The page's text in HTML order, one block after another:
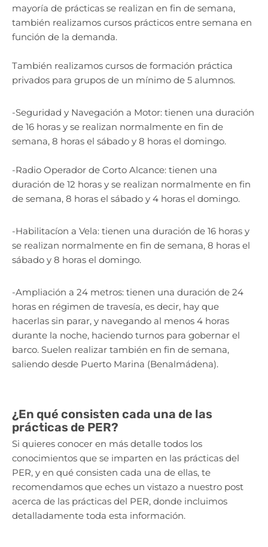
mayoría de prácticas se realizan en fin de semana,
también realizamos cursos prácticos entre semana en
función de la demanda.
También realizamos cursos de formación práctica
privados para grupos de un mínimo de 5 alumnos.
-Seguridad y Navegación a Motor: tienen una duración
de 16 horas y se realizan normalmente en fin de
semana, 8 horas el sábado y 8 horas el domingo.
-Radio Operador de Corto Alcance: tienen una
duración de 12 horas y se realizan normalmente en fin
de semana, 8 horas el sábado y 4 horas el domingo.
-Habilitacíon a Vela: tienen una duración de 16 horas y
se realizan normalmente en fin de semana, 8 horas el
sábado y 8 horas el domingo.
-Ampliación a 24 metros: tienen una duración de 24
horas en régimen de travesía, es decir, hay que
hacerlas sin parar, y navegando al menos 4 horas
durante la noche, haciendo turnos para gobernar el
barco. Suelen realizar también en fin de semana,
saliendo desde Puerto Marina (Benalmádena).
¿En qué consisten cada una de las
prácticas de PER?
Si quieres conocer en más detalle todos los
conocimientos que se imparten en las prácticas del
PER, y en qué consisten cada una de ellas, te
recomendamos que eches un vistazo a nuestro post
acerca de las prácticas del PER, donde incluimos
detalladamente toda esta información.